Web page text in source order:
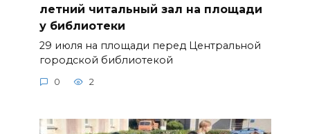
летний читальный зал на площади
у библиотеки
29 июля на площади перед Центральной
городской библиотекой
0 2